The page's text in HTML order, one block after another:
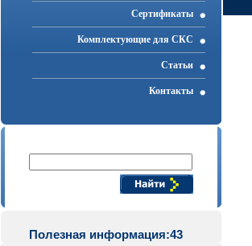
Cертификаты
Комплектующие для СКС
Статьи
Контакты
Полезная информация:43